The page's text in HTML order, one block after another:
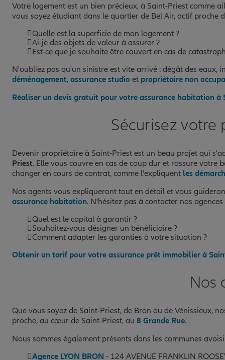
Votre logement est un bien précieux, à Saint-Priest comme
vous soyez étudiant dans le quartier de Bel Air, actif proche
Quelle est la superficie de mon logement ?
Ai-je des objets de valeur à assurer ?
Est-ce que je souhaite être couvert en cas de
N'oubliez pas qu'un sinistre est vite arrivé : dégât des eaux,
déménagement, assurance studio et propriétaire non
Réaliser un devis gratuit pour votre assurance habitation à
Sécurisez votre
Devenir propriétaire à Saint-Priest est un beau projet qui
Priest. Elle vous couvre en cas de coup dur et rassure votre
changer en cours de contrat, comme l'expliquent les
Nos agents vous expliqueront tout en détail et vous
assurance habitation. N'hésitez pas à contacter nos
Quel est le capital à garantir ?
Souhaitez-vous désigner un bénéficiaire ?
Comment adapter les garanties à votre situation ?
Obtenir un tarif pour votre assurance prêt immobilier à
Nos
Que vous soyez de Saint-Priest, de Bron ou de Vénissieux,
proche, au cœur de Saint-Priest, au 8 Grande Rue.
Nous sommes également présents dans les communes
Agence LYON BRON - 124 AVENUE FRANKLIN